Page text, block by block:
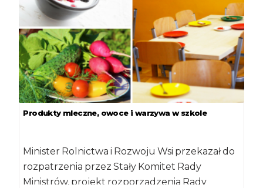
Produkty mleczne, owoce i warzywa w szkole
Minister Rolnictwa i Rozwoju Wsi przekazał do
rozpatrzenia przez Stały Komitet Rady
Ministrów, projekt rozporządzenia Rady